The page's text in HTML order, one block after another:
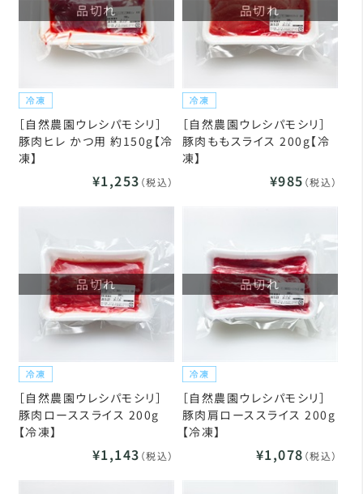
品切れ
［自然農園ウレシパモシリ］
豚肉ヒレ かつ用 約150g【冷
凍】
¥1,253 （税込）
品切れ
［自然農園ウレシパモシリ］
豚肉ももスライス 200g【冷
凍】
¥985 （税込）
品切れ
［自然農園ウレシパモシリ］
豚肉ローススライス 200g
【冷凍】
¥1,143 （税込）
品切れ
［自然農園ウレシパモシリ］
豚肉肩ローススライス 200g
【冷凍】
¥1,078 （税込）